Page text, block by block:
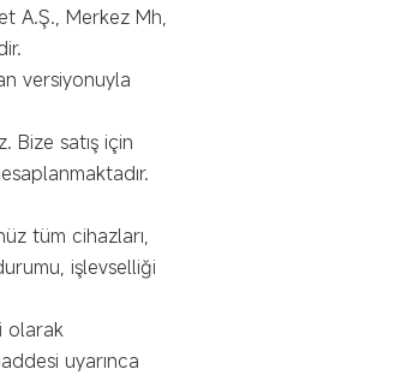
A.Ş., Merkez Mh,
versiyonuyla
Bize satış için
tüm cihazları,
işlevselliği
olarak
uyarınca